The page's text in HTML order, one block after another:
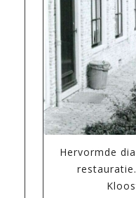
Hervormde